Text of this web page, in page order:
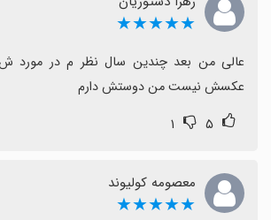
★★★★★
عکسش نیست من دوستش دارم
۵ ۱
معصومه کولیوند
★★★★★